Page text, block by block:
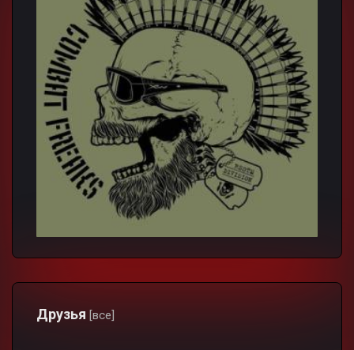
Друзья [все]